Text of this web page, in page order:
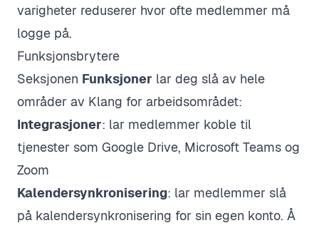
varigheter reduserer hvor ofte medlemmer må
logge på.
Funksjonsbrytere
Seksjonen Funksjoner lar deg slå av hele
områder av Klang for arbeidsområdet:
Integrasjoner: lar medlemmer koble til
tjenester som Google Drive, Microsoft Teams og
Zoom
Kalendersynkronisering: lar medlemmer slå
på kalendersynkronisering for sin egen konto. Å